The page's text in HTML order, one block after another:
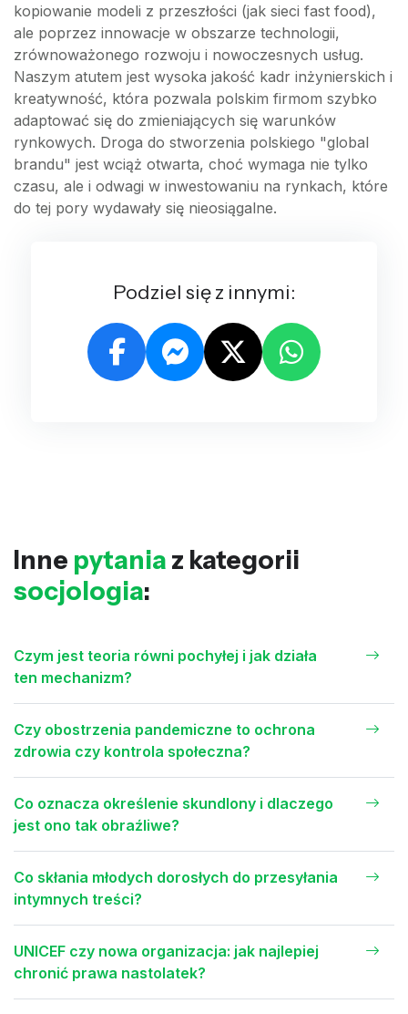
kopiowanie modeli z przeszłości (jak sieci fast food),
ale poprzez innowacje w obszarze technologii,
zrównoważonego rozwoju i nowoczesnych usług.
Naszym atutem jest wysoka jakość kadr inżynierskich i
kreatywność, która pozwala polskim firmom szybko
adaptować się do zmieniających się warunków
rynkowych. Droga do stworzenia polskiego "global
brandu" jest wciąż otwarta, choć wymaga nie tylko
czasu, ale i odwagi w inwestowaniu na rynkach, które
do tej pory wydawały się nieosiągalne.
Podziel się z innymi:
Inne pytania z kategorii
socjologia:
Czym jest teoria równi pochyłej i jak działa
ten mechanizm?
Czy obostrzenia pandemiczne to ochrona
zdrowia czy kontrola społeczna?
Co oznacza określenie skundlony i dlaczego
jest ono tak obraźliwe?
Co skłania młodych dorosłych do przesyłania
intymnych treści?
UNICEF czy nowa organizacja: jak najlepiej
chronić prawa nastolatek?